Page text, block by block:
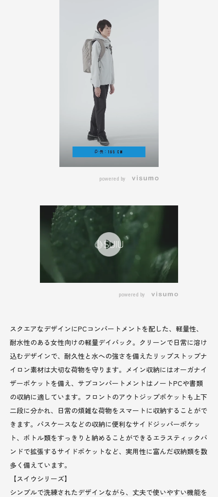
powered by
powered by
スクエアなデザインにPCコンパートメントを配した、軽量性、
耐水性のある女性向けの軽量デイパック。クリーンで日常に溶け
込むデザインで、耐久性と水への強さを備えたリップストップナ
イロン素材は大切な荷物を守ります。メイン収納にはオーガナイ
ザーポケットを備え、サブコンパートメントはノートPCや書類
の収納に適しています。フロントのアウトジップポケットも上下
二段に分かれ、日常の煩雑な荷物をスマートに収納することがで
きます。パスケースなどの収納に便利なサイドジッパーポケッ
ト、ボトル類をすっきりと納めることができるエラスティックバ
ンドで拡張するサイドポケットなど、実用性に富んだ収納類を数
多く備えています。
【スイウシリーズ】
シンプルで洗練されたデザインながら、丈夫で使いやすい機能を